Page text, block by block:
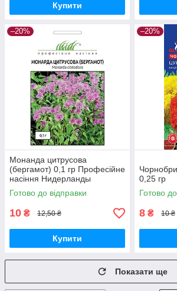
Купити
–20%
Монанда цитрусова
(бергамот) 0,1 гр Професійне
насіння Нидерланды
Готово до відправки
10 ₴ 12,50 ₴
Купити
–20%
0,25 гр
Готово
8 ₴ 10 ₴
Показати ще